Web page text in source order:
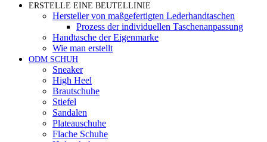
ERSTELLE EINE BEUTELLINIE
Hersteller von maßgefertigten Lederhandtaschen
Prozess der individuellen Taschenanpassung
Handtasche der Eigenmarke
Wie man erstellt
ODM SCHUH
Sneaker
High Heel
Brautschuhe
Stiefel
Sandalen
Plateauschuhe
Flache Schuhe